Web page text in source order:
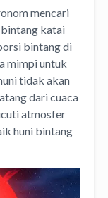
mencari
katai
bintang di
mimpi untuk
tidak akan
dari cuaca
atmosfer
huni bintang